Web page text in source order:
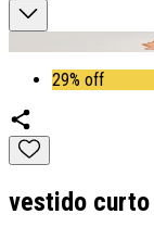
29% off
vestido curto